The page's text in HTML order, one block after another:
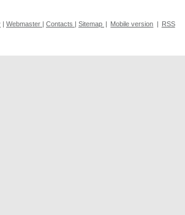
| Webmaster | Contacts | Sitemap | Mobile version | RSS